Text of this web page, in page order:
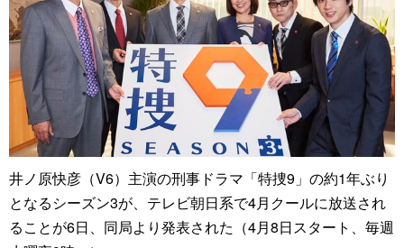
井ノ原快彦（V6）主演の刑事ドラマ「特捜9」の約1年ぶり
となるシーズン3が、テレビ朝日系で4月クールに放送され
ることが6日、同局より発表された（4月8日スタート、毎週